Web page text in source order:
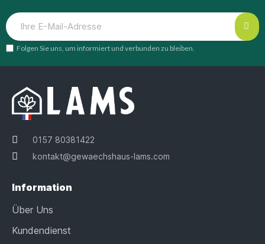
Folgen Sie uns, um informiert und verbunden zu bleiben.
0157 80381422
kontakt@gewaechshaus-lams.com
Information
Über Uns
Kundendienst